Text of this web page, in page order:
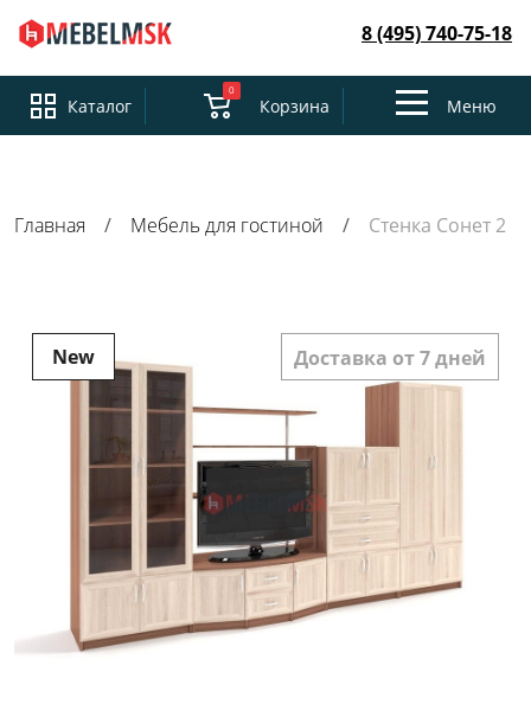
8 (495) 740-75-18
Каталог
0
Корзина
ToggleМеню
Главная Мебель для гостиной Стенка Сонет 2
New Доставка от 7 дней